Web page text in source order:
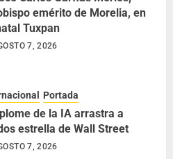
emérito de Morelia, en
Tuxpan
7, 2026
Portada
de la IA arrastra a
estrella de Wall Street
7, 2026